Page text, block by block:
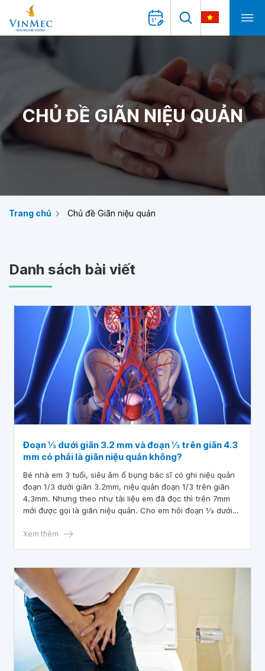
CHỦ ĐỀ GIÃN NIỆU QUẢN
Trang chủ Chủ đề Giãn niệu quản
Danh sách bài viết
Đoạn 1⁄3 dưới giãn 3.2 mm và đoạn 1⁄3 trên giãn 4.3
mm có phải là giãn niệu quản không?
Bé nhà em 3 tuổi, siêu âm ổ bụng bác sĩ có ghi niệu quản
đoạn 1/3 dưới giãn 3.2mm, niệu quản đoạn 1/3 trên giãn
4.3mm. Nhưng theo như tài liệu em đã đọc thì trên 7mm
mới được gọi là giãn niệu quản. Cho em hỏi đoạn 1⁄3 dưới
niệu quản không?
Xem thêm